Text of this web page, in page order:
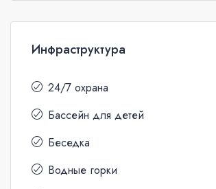
Инфраструктура
24/7 охрана
Бассейн для детей
Беседка
Водные горки